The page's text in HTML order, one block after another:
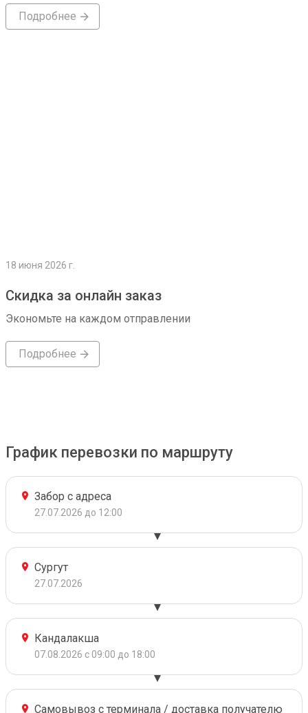
Подробнее
18 июня 2026 г.
Скидка за онлайн заказ
Экономьте на каждом отправлении
Подробнее
График перевозки по маршруту
Забор с адреса
27.07.2026 до 12:00
Сургут
27.07.2026
Кандалакша
07.08.2026 с 09:00 до 18:00
Самовывоз с терминала / доставка получателю